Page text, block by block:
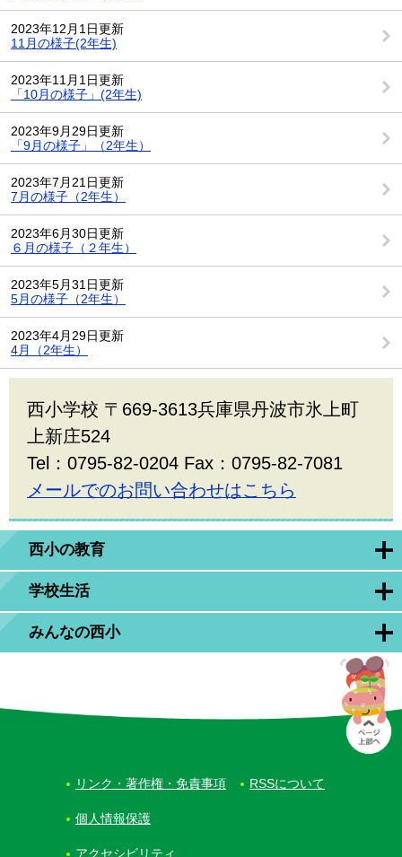
西小の教育
学校生活
みんなの西小
2023年12月1日更新
11月の様子(2年生)
2023年11月1日更新
「10月の様子」(2年生)
2023年9月29日更新
「9月の様子」（2年生）
2023年7月21日更新
7月の様子（2年生）
2023年6月30日更新
６月の様子（２年生）
2023年5月31日更新
5月の様子（2年生）
2023年4月29日更新
4月（2年生）
西小学校 〒669-3613兵庫県丹波市氷上町
上新庄524
Tel：0795-82-0204 Fax：0795-82-7081
メールでのお問い合わせはこちら
リンク・著作権・免責事項 RSSについて
個人情報保護
アクセシビリティ